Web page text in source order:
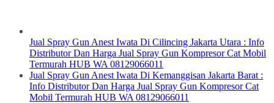
Jual Spray Gun Anest Iwata Di Cilincing Jakarta Utara : Info
Distributor Dan Harga Jual Spray Gun Kompresor Cat Mobil
Termurah HUB WA 08129066011
Jual Spray Gun Anest Iwata Di Kemanggisan Jakarta Barat :
Info Distributor Dan Harga Jual Spray Gun Kompresor Cat
Mobil Termurah HUB WA 08129066011